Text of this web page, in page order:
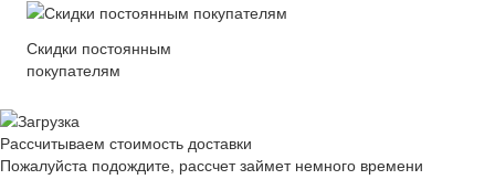
Скидки постоянным
покупателям
Рассчитываем стоимость доставки
Пожалуйста подождите, рассчет займет немного времени